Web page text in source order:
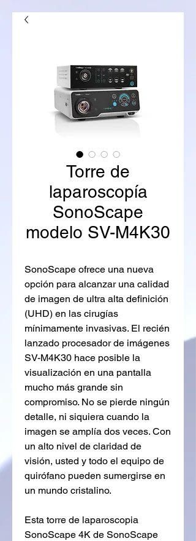
Torre de
laparoscopía
SonoScape
modelo SV-M4K30
SonoScape ofrece una nueva
opción para alcanzar una calidad
de imagen de ultra alta definición
(UHD) en las cirugías
mínimamente invasivas. El recién
lanzado procesador de imágenes
SV-M4K30 hace posible la
visualización en una pantalla
mucho más grande sin
compromiso. No se pierde ningún
detalle, ni siquiera cuando la
imagen se amplía dos veces. Con
un alto nivel de claridad de
visión, usted y todo el equipo de
quirófano pueden sumergirse en
un mundo cristalino.
Esta torre de laparoscopia
SonoScape 4K de SonoScape